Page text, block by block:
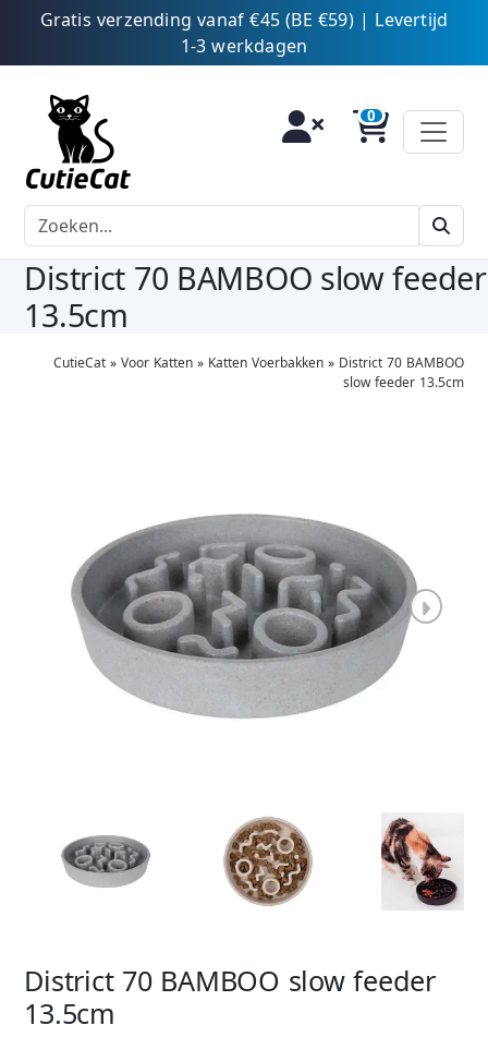
Gratis verzending vanaf €45 (BE €59) | Levertijd
1-3 werkdagen
District 70 BAMBOO slow feeder
13.5cm
CutieCat» Voor Katten» Katten Voerbakken» District 70 BAMBOO
slow feeder 13.5cm
District 70 BAMBOO slow feeder
13.5cm